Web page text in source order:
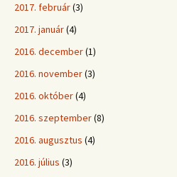
2017. február(3)
2017. január(4)
2016. december(1)
2016. november(3)
2016. október(4)
2016. szeptember(8)
2016. augusztus (4)
2016. július (3)